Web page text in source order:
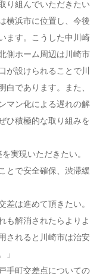
り組んでいただきたい
横浜市に位置し、今後
ます。こうした中川崎
側ホーム周辺は川崎市
が設けられることで川
白であります。また、
マン化による遅れの解
ひ積極的な取り組みを
実現いただきたい。
とで安全確保、渋滞緩
差は進めて頂きたい。
も解消されたらよりよ
されると川崎市は治安
」
手町交差点についての